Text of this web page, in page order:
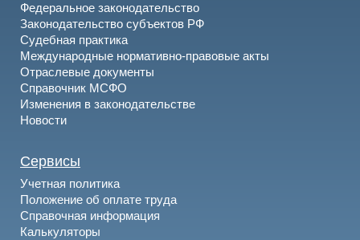
Федеральное законодательство
Законодательство субъектов РФ
Судебная практика
Международные нормативно-правовые акты
Отраслевые документы
Справочник МСФО
Изменения в законодательстве
Новости
Сервисы
Учетная политика
Положение об оплате труда
Справочная информация
Калькуляторы